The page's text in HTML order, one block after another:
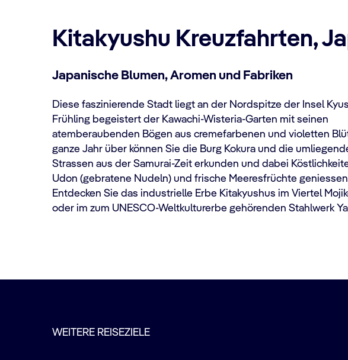
Kitakyushu Kreuzfahrten,
Japanische Blumen, Aromen und Fabriken
Diese faszinierende Stadt liegt an der Nordspitze der Insel
Frühling begeistert der Kawachi-Wisteria-Garten mit seinen
atemberaubenden Bögen aus cremefarbenen und violetten
ganze Jahr über können Sie die Burg Kokura und die
Strassen aus der Samurai-Zeit erkunden und dabei
Udon (gebratene Nudeln) und frische Meeresfrüchte
Entdecken Sie das industrielle Erbe Kitakyushus im Viertel
oder im zum UNESCO-Weltkulturerbe gehörenden Stahlwerk
WEITERE REISEZIELE